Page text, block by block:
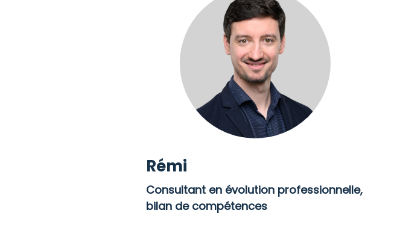
Rémi
Consultant en évolution professionnelle,
bilan de compétences